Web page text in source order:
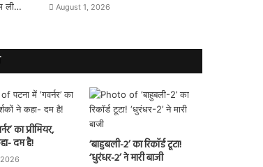
August 1, 2026
का प्रीमियर,
दम है!
‘बाहुबली-2’ का रिकॉर्ड टूटा!
‘धुरंधर-2’ ने मारी बाजी